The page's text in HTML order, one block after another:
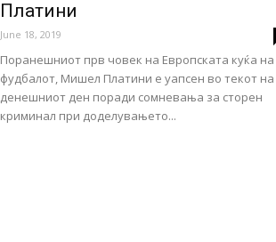
Платини
June 18, 2019
Поранешниот прв човек на Европската куќа на
фудбалот, Мишел Платини е уапсен во текот на
денешниот ден поради сомневања за сторен
криминал при доделувањето...